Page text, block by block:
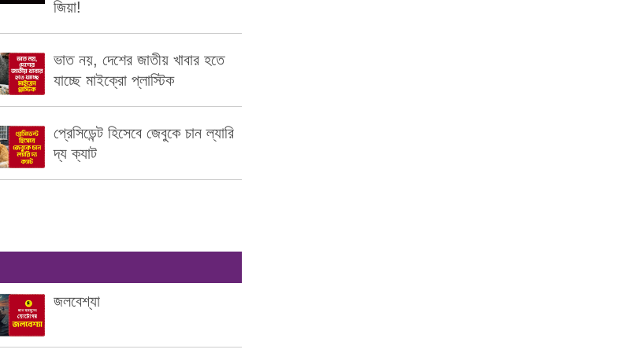
জিয়া!
ভাত নয়, দেশের জাতীয় খাবার হতে
যাচ্ছে মাইক্রো প্লাস্টিক
প্রেসিডেন্ট হিসেবে জেবুকে চান ল্যারি
দ্য ক্যাট
জলবেশ্যা